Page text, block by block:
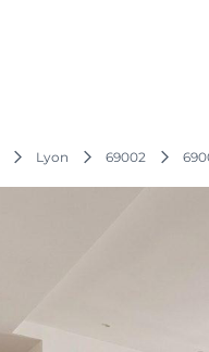
Lyon 69002